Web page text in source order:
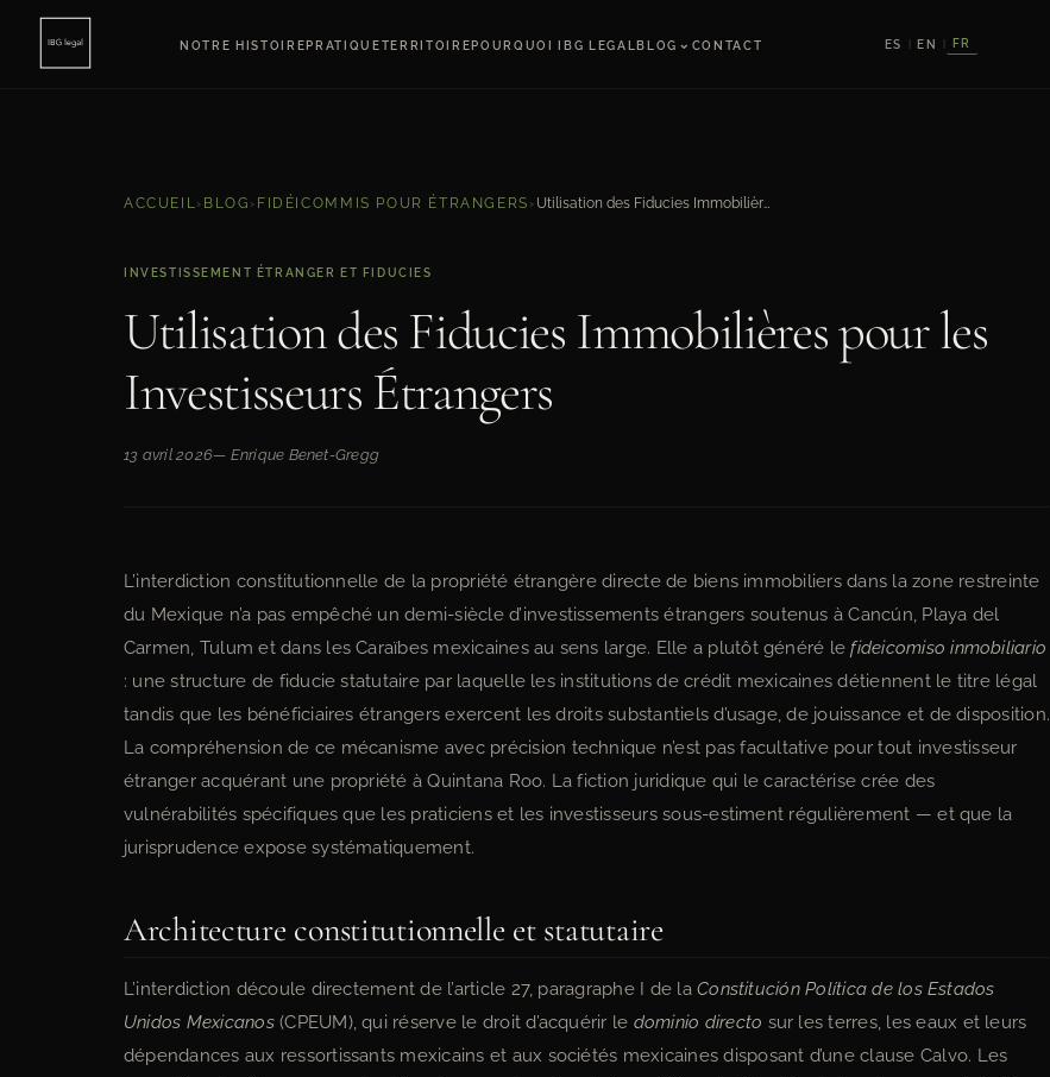
NOTRE HISTOIREPRATIQUETERRITOIREPOURQUOI IBG LEGALBLOG ⌄ CONTACT ES EN FR
ACCUEIL › BLOG › FIDÉICOMMIS POUR ÉTRANGERS › Utilisation des Fiducies Immobilières pour les Investisseurs Étrangers
INVESTISSEMENT ÉTRANGER ET FIDUCIES
Utilisation des Fiducies Immobilières pour les
Investisseurs Étrangers
13 avril 2026— Enrique Benet-Gregg
L’interdiction constitutionnelle de la propriété étrangère directe de biens immobiliers dans la zone restreinte
du Mexique n’a pas empêché un demi-siècle d’investissements étrangers soutenus à Cancún, Playa del
Carmen, Tulum et dans les Caraïbes mexicaines au sens large. Elle a plutôt généré lefideicomiso inmobiliario
: une structure de fiducie statutaire par laquelle les institutions de crédit mexicaines détiennent le titre légal
tandis que les bénéficiaires étrangers exercent les droits substantiels d’usage, de jouissance et de disposition.
La compréhension de ce mécanisme avec précision technique n’est pas facultative pour tout investisseur
étranger acquérant une propriété à Quintana Roo. La fiction juridique qui le caractérise crée des
vulnérabilités spécifiques que les praticiens et les investisseurs sous-estiment régulièrement — et que la
jurisprudence expose systématiquement.
Architecture constitutionnelle et statutaire
L’interdiction découle directement de l’article 27, paragraphe I de laConstitución Política de los Estados
Unidos Mexicanos(CPEUM), qui réserve le droit d’acquérir le dominio directo sur les terres, les eaux et leurs
dépendances aux ressortissants mexicains et aux sociétés mexicaines disposant d’une clause Calvo. Les